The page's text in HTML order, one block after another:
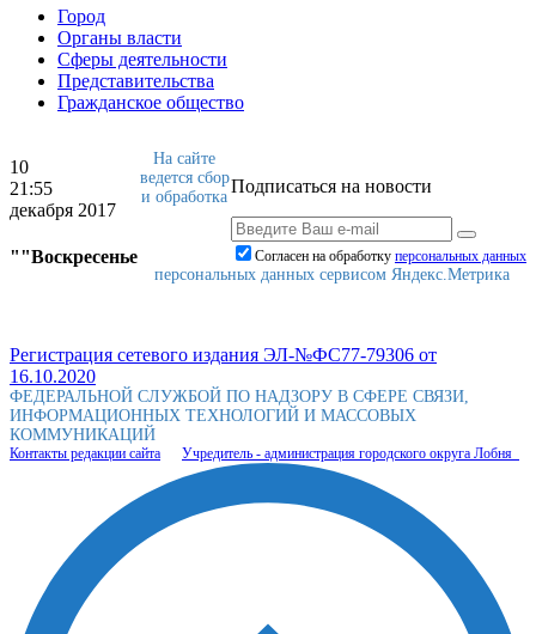
Город
Органы власти
Сферы деятельности
Представительства
Гражданское общество
10
21:55
декабря 2017
""Воскресенье
Подписаться на новости
Согласен на обработку персональныx данных
На сайте
ведется сбор
и обработка
персональных данных сервисом Яндекс.Метрика
Регистрация сетевого издания ЭЛ-№ФС77-79306 от
16.10.2020
ФЕДЕРАЛЬНОЙ СЛУЖБОЙ ПО НАДЗОРУ В СФЕРЕ СВЯЗИ,
ИНФОРМАЦИОННЫХ ТЕХНОЛОГИЙ И МАССОВЫХ
КОММУНИКАЦИЙ
Контакты редакции сайта Учредитель - администрация городского округа Лобня